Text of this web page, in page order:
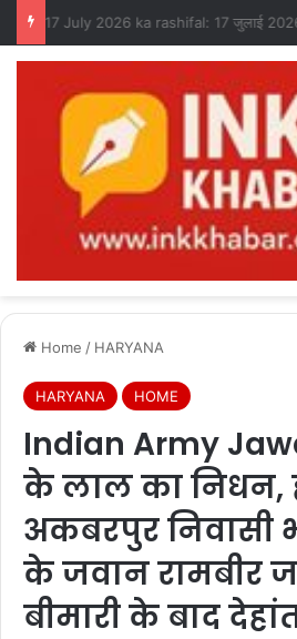
Home / HARYANA
HARYANA HOME
Indian Army
के लाल का निधन,
अकबरपुर निवासी
के जवान रामबीर
बीमारी के बाद